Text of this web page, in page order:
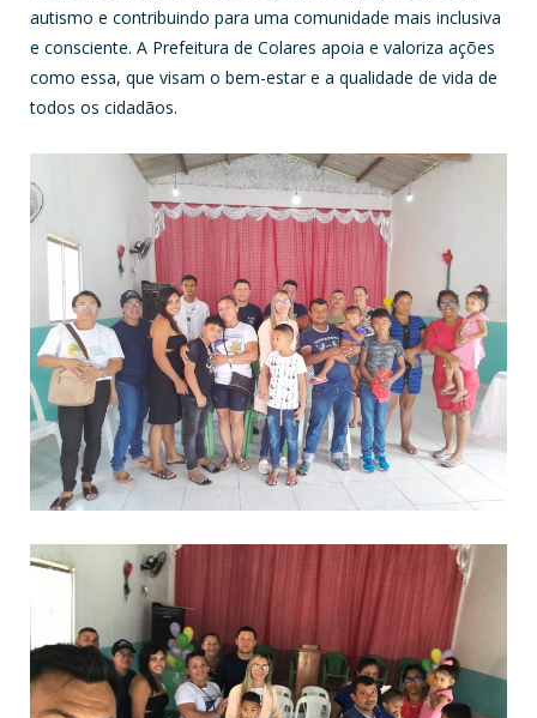
autismo e contribuindo para uma comunidade mais inclusiva
e consciente. A Prefeitura de Colares apoia e valoriza ações
como essa, que visam o bem-estar e a qualidade de vida de
todos os cidadãos.